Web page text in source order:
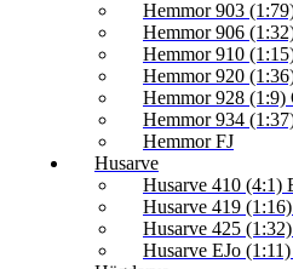
Hemmor 903
Hemmor 906
Hemmor 910
Hemmor 920
Hemmor 928 (1:9)
Hemmor 934
Hemmor FJ
Husarve
Husarve 410 (4:1)
Husarve 419
Husarve 425
Husarve EJo